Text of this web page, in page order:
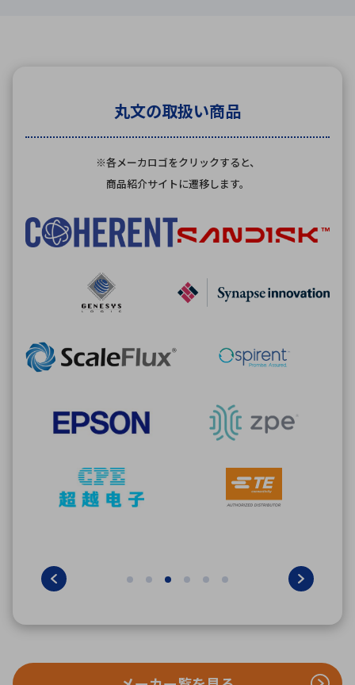
丸文の取扱い商品
※各メーカロゴをクリックすると、
商品紹介サイトに遷移します。